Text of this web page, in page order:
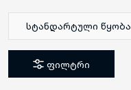
სტანდარტული წყობა
ფილტრი